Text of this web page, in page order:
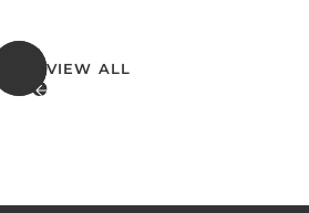
VIEW ALL